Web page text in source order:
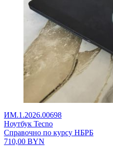
ИМ.1.2026.00698
Ноутбук Tecno
Справочно по курсу НБРБ
710,00 BYN